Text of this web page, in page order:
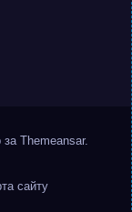
за Themeansar.
сайту